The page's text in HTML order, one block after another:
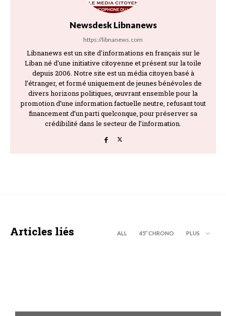
Newsdesk Libnanews
https://libnanews.com
Libnanews est un site d'informations en français sur le
Liban né d'une initiative citoyenne et présent sur la toile
depuis 2006. Notre site est un média citoyen basé à
l’étranger, et formé uniquement de jeunes bénévoles de
divers horizons politiques, œuvrant ensemble pour la
promotion d’une information factuelle neutre, refusant tout
financement d’un parti quelconque, pour préserver sa
crédibilité dans le secteur de l’information.
Articles liés ALL 45’’ CHRONO PLUS